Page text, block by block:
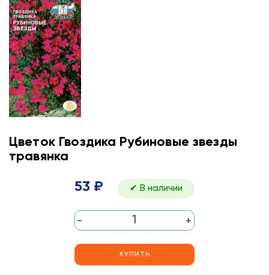
Цветок Гвоздика Рубиновые звезды
травянка
53 ₽ ✔ В наличии
- +
КУПИТЬ